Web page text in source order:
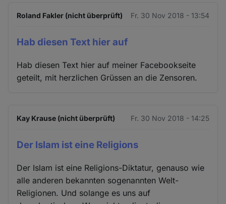
Roland Fakler (nicht überprüft) Fr. 30 Nov 2018 - 13:54
Hab diesen Text hier auf
Hab diesen Text hier auf meiner Facebookseite
geteilt, mit herzlichen Grüssen an die Zensoren.
Kay Krause (nicht überprüft) Fr. 30 Nov 2018 - 14:25
Der Islam ist eine Religions
Der Islam ist eine Religions-Diktatur, genauso wie
alle anderen bekannten sogenannten Welt-
Religionen. Und solange es uns auf